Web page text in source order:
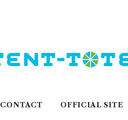
CONTACT OFFICIAL SITE